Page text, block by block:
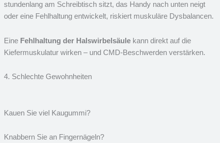
stundenlang am Schreibtisch sitzt, das Handy nach unten neigt
oder eine Fehlhaltung entwickelt, riskiert muskuläre Dysbalancen.
Eine Fehlhaltung der Halswirbelsäulekann direkt auf die
Kiefermuskulatur wirken – und CMD-Beschwerden verstärken.
4. Schlechte Gewohnheiten
Kauen Sie viel Kaugummi?
Knabbern Sie an Fingernägeln?